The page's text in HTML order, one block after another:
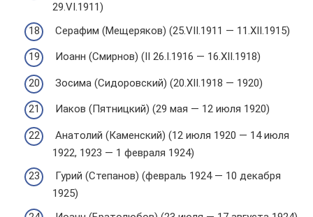
29.VI.1911)
Серафим (Мещеряков) (25.VII.1911 — 11.XII.1915)
Иоанн (Смирнов) (II 26.I.1916 — 16.XII.1918)
Зосима (Сидоровский) (20.XII.1918 — 1920)
Иаков (Пятницкий) (29 мая — 12 июля 1920)
Анатолий (Каменский) (12 июля 1920 — 14 июля
1922, 1923 — 1 февраля 1924)
Гурий (Степанов) (февраль 1924 — 10 декабря
1925)